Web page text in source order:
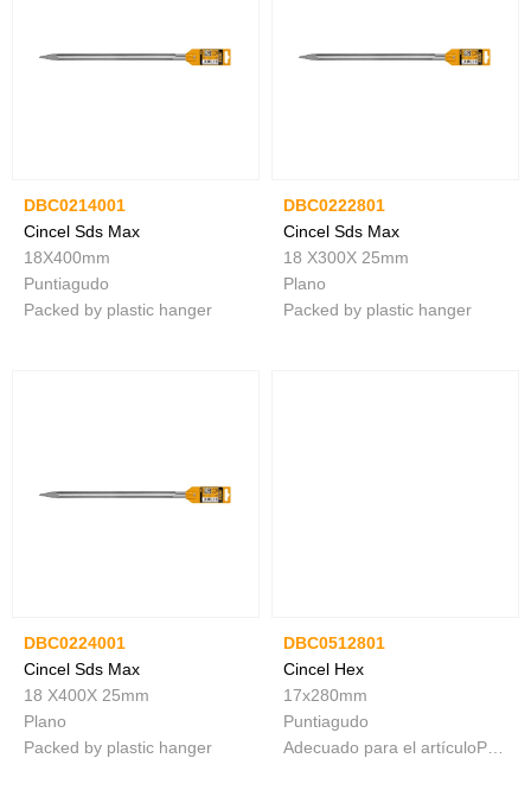
DBC0214001
Cincel Sds Max
18X400mm
Puntiagudo
Packed by plastic hanger
DBC0222801
Cincel Sds Max
18 X300X 25mm
Plano
Packed by plastic hanger
DBC0224001
Cincel Sds Max
18 X400X 25mm
Plano
Packed by plastic hanger
DBC0512801
Cincel Hex
17x280mm
Puntiagudo
Adecuado para el artículoPDB13008